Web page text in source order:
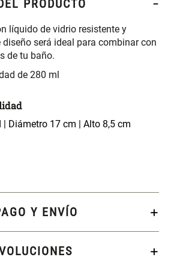
PRODUCTO
líquido de vidrio resistente y
será ideal para combinar con
de tu baño.
de 280 ml
Diámetro 17 cm | Alto 8,5 cm
Y ENVÍO
S/ 104.00
240
Almohada Memory + Gel
S/ 124.00
Bandejas con Puerta 23 x 23 x